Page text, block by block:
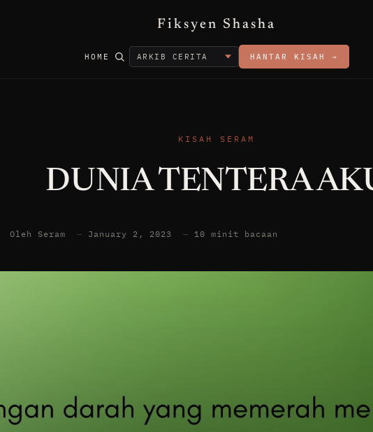
Fiksyen Shasha
HOME HANTAR KISAH →
KISAH SERAM
DUNIA TENTERA
Oleh Seram — January 2, 2023 — 10 minit bacaan